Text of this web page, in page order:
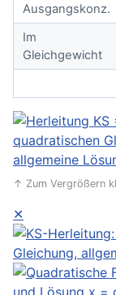
Ausgangskonz.
Im
Gleichgewicht
↑ Zum Vergrößern
✕